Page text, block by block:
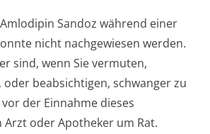
Sandoz während einer
nicht nachgewiesen werden.
sind, wenn Sie vermuten,
oder beabsichtigen, schwanger zu
der Einnahme dieses
oder Apotheker um Rat.